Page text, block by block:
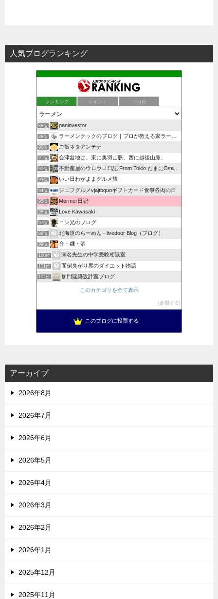
人気ブログランキング
ランキング ポイント ブロ画
88位 paninvestor
89位 ラーメンクックのブログ｜プロが教える家ラーメン本格レシピ
90位 ご飯ネタアンテナ
91位 会津盆地は、東に奥羽山脈、西に越後山脈、
92位 不動産屋のウロウロ日記 From Tokio たまにOsa…
93位 いい日わがままグルメ旅
94位 ジェフグルメvjajtbquoギフトカード食事券肉の日
95位 Mormor日記
96位 Love Kawasaki
97位 コン兄のブログ
98位 北海道のらーめん - livedoor Blog（ブログ）
99位 音・麺・酒
100位 瀬名先生の中学受験相談室
101位 面倒臭がり屋のダイエット物語
102位 加門建築設計室ブログ
このカテゴリを全て表示
参加する
このブログに投票する
アーカイブ
2026年8月
2026年7月
2026年6月
2026年5月
2026年4月
2026年3月
2026年2月
2026年1月
2025年12月
2025年11月